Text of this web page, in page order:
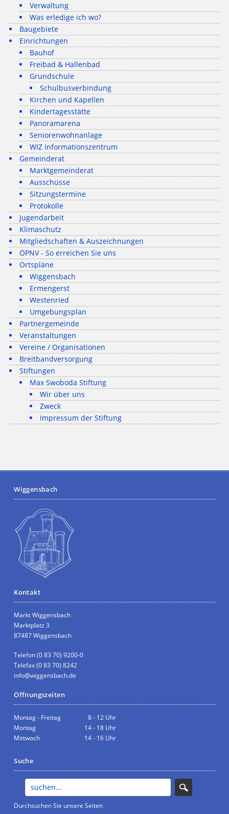
Verwaltung
Was erledige ich wo?
Baugebiete
Einrichtungen
Bauhof
Freibad & Hallenbad
Grundschule
Schulbusverbindung
Kirchen und Kapellen
Kindertagesstätte
Panoramarena
Seniorenwohnanlage
WIZ Informationszentrum
Gemeinderat
Marktgemeinderat
Ausschüsse
Sitzungstermine
Protokolle
Jugendarbeit
Klimaschutz
Mitgliedschaften & Auszeichnungen
ÖPNV - So erreichen Sie uns
Ortspläne
Wiggensbach
Ermengerst
Westenried
Umgebungsplan
Partnergemeinde
Veranstaltungen
Vereine / Organisationen
Breitbandversorgung
Stiftungen
Max Swoboda Stiftung
Wir über uns
Zweck
Impressum der Stiftung
Wiggensbach
Kontakt
Markt Wiggensbach
Marktplatz 3
87487 Wiggensbach
Telefon (0 83 70) 9200-0
Telefax (0 83 70) 8242
info@wiggensbach.de
Öffnungszeiten
Montag - Freitag
8 - 12 Uhr
Montag
14 - 18 Uhr
Mittwoch
14 - 16 Uhr
Suche
Durchsuchen Sie unsere Seiten